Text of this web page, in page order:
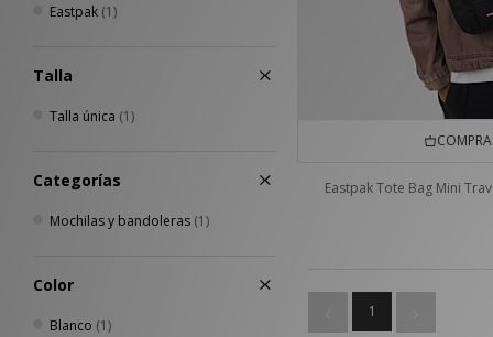
Eastpak (1)
Talla
Talla única (1)
Categorías
Mochilas y bandoleras (1)
Color
Blanco (1)
COMPRA
Eastpak Tote Bag Mini
1